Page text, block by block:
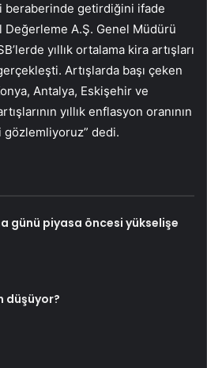
beraberinde getirdiğini ifade
A.Ş. Genel Müdürü
yıllık ortalama kira artışları
Artışlarda başı çeken
Antalya, Eskişehir ve
yıllık enflasyon oranının
dedi.
günü piyasa öncesi yükselişe
düşüyor?